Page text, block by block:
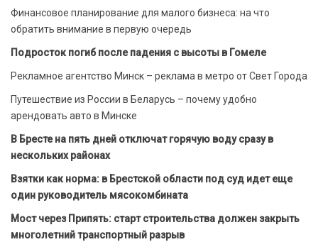
Финансовое планирование для малого бизнеса: на что
обратить внимание в первую очередь
Подросток погиб после падения с высоты в Гомеле
Рекламное агентство Минск – реклама в метро от Свет Города
Путешествие из России в Беларусь – почему удобно
арендовать авто в Минске
В Бресте на пять дней отключат горячую воду сразу в
нескольких районах
Взятки как норма: в Брестской области под суд идет еще
один руководитель мясокомбината
Мост через Припять: старт строительства должен закрыть
многолетний транспортный разрыв